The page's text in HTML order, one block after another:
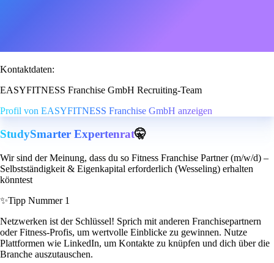
Kontaktdaten:
EASYFITNESS Franchise GmbH Recruiting-Team
Profil von EASYFITNESS Franchise GmbH anzeigen
StudySmarter Expertenrat🤫
Wir sind der Meinung, dass du so Fitness Franchise Partner (m/w/d) –
Selbstständigkeit & Eigenkapital erforderlich (Wesseling) erhalten
könntest
✨Tipp Nummer 1
Netzwerken ist der Schlüssel! Sprich mit anderen Franchisepartnern
oder Fitness-Profis, um wertvolle Einblicke zu gewinnen. Nutze
Plattformen wie LinkedIn, um Kontakte zu knüpfen und dich über die
Branche auszutauschen.